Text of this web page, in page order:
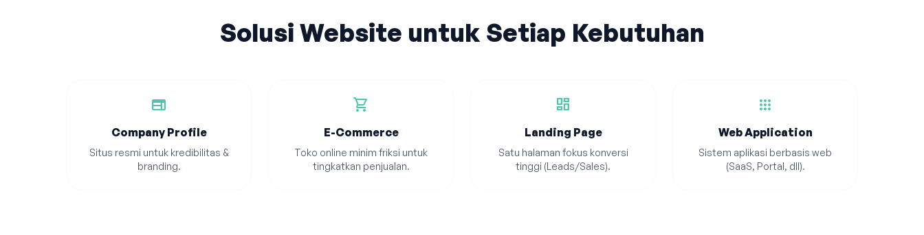
Solusi Website untuk Setiap Kebutuhan
web
Company Profile
Situs resmi untuk kredibilitas &
branding.
shopping_cart
E-Commerce
Toko online minim friksi untuk
tingkatkan penjualan.
dashboard
Landing Page
Satu halaman fokus konversi
tinggi (Leads/Sales).
apps
Web Application
Sistem aplikasi berbasis web
(SaaS, Portal, dll).